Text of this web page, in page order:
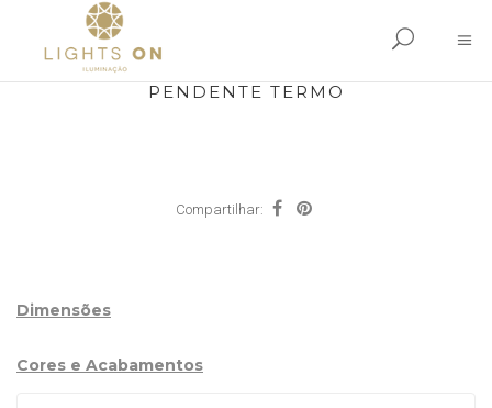
PENDENTE TERMO
Compartilhar:
Dimensões
Cores e Acabamentos